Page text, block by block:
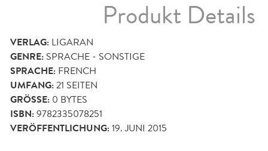
Produkt Details
VERLAG: LIGARAN
GENRE: SPRACHE - SONSTIGE
SPRACHE: FRENCH
UMFANG:21 SEITEN
GRÖSSE: 0 BYTES
ISBN:9782335078251
VERÖFFENTLICHUNG:19. JUNI 2015